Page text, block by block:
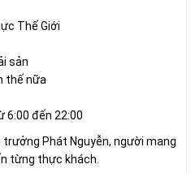
Thế Giới
sản
thế nữa
6:00 đến 22:00
Phát Nguyễn, người mang
từng thực khách.